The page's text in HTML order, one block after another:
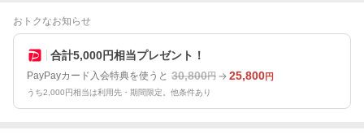
おトクなお知らせ
合計5,000円相当プレゼント！
PayPayカード入会特典を使うと 30,800円 25,800円
うち2,000円相当は利用先・期間限定。他条件あり